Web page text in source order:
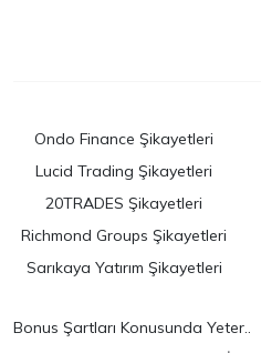
Ondo Finance Şikayetleri
Lucid Trading Şikayetleri
20TRADES Şikayetleri
Richmond Groups Şikayetleri
Sarıkaya Yatırım Şikayetleri
Bonus Şartları Konusunda Yeter..